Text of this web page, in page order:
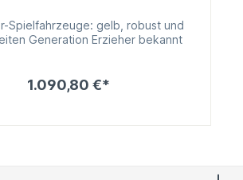
Spielfahrzeuge: gelb, robust und
Generation Erzieher bekannt
1.090,80 €*